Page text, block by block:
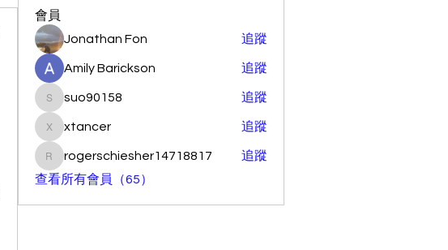
會員
Jonathan Fon 追蹤
Amily Barickson 追蹤
suo90158
suo90158 追蹤
xtancer
xtancer 追蹤
rogerschiesher14718817
rogerschiesher14718817
追蹤
查看所有會員（65）